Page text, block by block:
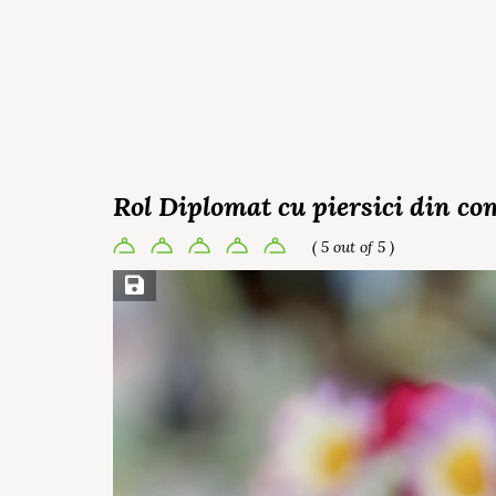
Rol Diplomat cu piersici din
( 5 out of 5 )
Save Recipe